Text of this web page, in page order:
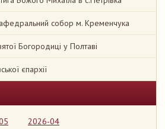
собор м. Кременчука
Богородиці у Полтаві
єпархії
2026-04